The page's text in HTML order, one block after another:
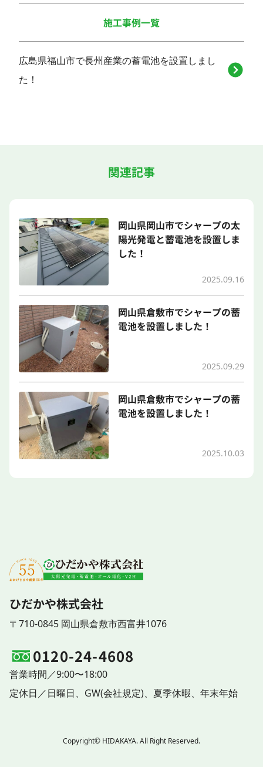
施工事例一覧
広島県福山市で長州産業の蓄電池を設置しまし
た！
関連記事
岡山県岡山市でシャープの太
陽光発電と蓄電池を設置しま
した！
2025.09.16
岡山県倉敷市でシャープの蓄
電池を設置しました！
2025.09.29
岡山県倉敷市でシャープの蓄
電池を設置しました！
2025.10.03
ひだかや株式会社
〒710-0845 岡山県倉敷市西富井1076
0120-24-4608
営業時間／9:00〜18:00
定休日／日曜日、 GW(会社規定)、 夏季休暇、 年末年始
Copyright© HIDAKAYA. All Right Reserved.